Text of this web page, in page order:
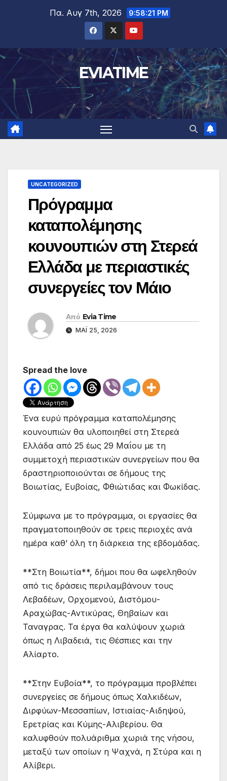
Πα. Αυγ 7th, 2026 9:58:22 PM
EVIATIME
UNCATEGORIZED
Πρόγραμμα
καταπολέμησης
κουνουπιών στη Στερεά
Ελλάδα με περιαστικές
συνεργείες τον Μάιο
Από Evia Time
ΜΆΙ 25, 2026
Spread the love
Ένα ευρύ πρόγραμμα καταπολέμησης
κουνουπιών θα υλοποιηθεί στη Στερεά
Ελλάδα από 25 έως 29 Μαΐου με τη
συμμετοχή περιαστικών συνεργείων που θα
δραστηριοποιούνται σε δήμους της
Βοιωτίας, Ευβοίας, Φθιώτιδας και Φωκίδας.
Σύμφωνα με το πρόγραμμα, οι εργασίες θα
πραγματοποιηθούν σε τρεις περιοχές ανά
ημέρα καθ’ όλη τη διάρκεια της εβδομάδας.
**Στη Βοιωτία**, δήμοι που θα ωφεληθούν
από τις δράσεις περιλαμβάνουν τους
Λεβαδέων, Ορχομενού, Διστόμου-
Αραχώβας-Αντικύρας, Θηβαίων και
Ταναγρας. Τα έργα θα καλύψουν χωριά
όπως η Λιβαδειά, τις Θέσπιες και την
Αλίαρτο.
**Στην Ευβοία**, το πρόγραμμα προβλέπει
συνεργείες σε δήμους όπως Χαλκιδέων,
Διρφύων-Μεσσαπίων, Ιστιαίας-Αιδηψού,
Ερετρίας και Κύμης-Αλιβερίου. Θα
καλυφθούν πολυάριθμα χωριά της νήσου,
μεταξύ των οποίων η Ψαχνά, η Στύρα και η
Αλίβερι.